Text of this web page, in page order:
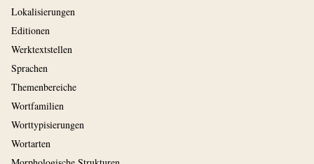
Lokalisierungen
Editionen
Werktextstellen
Sprachen
Themenbereiche
Wortfamilien
Worttypisierungen
Wortarten